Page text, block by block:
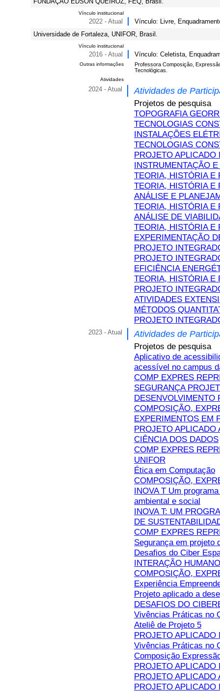
Vínculo institucional
2022 - Atual
Vínculo: Livre,
Universidade de Fortaleza, UNIFOR, Brasil.
Vínculo institucional
2016 - Atual Vínculo: Celetista,
Outras informações
Professora Composição,
Tecnológicas.
Atividades
2024 - Atual Atividades de
Projetos de pesquisa
TOPOGRAFIA
TECNOLOGIAS
INSTALAÇÕES
TECNOLOGIAS
PROJETO APLICADO
INSTRUMENTAÇÃO
TEORIA, HISTÓRIA E
TEORIA, HISTÓRIA E
ANÁLISE E
TEORIA, HISTÓRIA E
ANÁLISE DE
TEORIA, HISTÓRIA E
EXPERIMENTAÇÃO
PROJETO
PROJETO
EFICIÊNCIA
TEORIA, HISTÓRIA E
PROJETO
ATIVIDADES
MÉTODOS
PROJETO
2023 - Atual Atividades de
Projetos de pesquisa
Aplicativo de
acessível no campus
COMP EXPRES
SEGURANÇA
DESENVOLVIMENTO
COMPOSIÇÃO,
EXPERIMENTOS EM
PROJETO APLICADO
CIÊNCIA DOS DADOS
COMP EXPRES
UNIFOR
Ética em Computação
COMPOSIÇÃO,
INOVA T Um
ambiental e social
INOVA T: UM
DE
COMP EXPRES
Segurança em projeto
Desafios do Ciber
INTERAÇÃO
COMPOSIÇÃO,
Experiência
Projeto aplicado a
DESAFIOS DO
Vivências Práticas no
Ateliê de Projeto 5
PROJETO APLICADO
Vivências Práticas no
Composição
PROJETO APLICADO
PROJETO APLICADO
PROJETO APLICADO